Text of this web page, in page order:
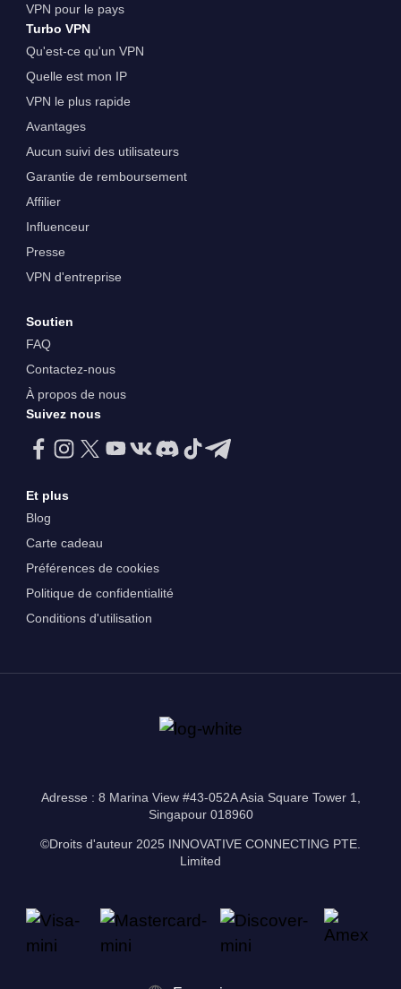
VPN pour le pays
Turbo VPN
Qu'est-ce qu'un VPN
Quelle est mon IP
VPN le plus rapide
Avantages
Aucun suivi des utilisateurs
Garantie de remboursement
Affilier
Influenceur
Presse
VPN d'entreprise
Soutien
FAQ
Contactez-nous
À propos de nous
Suivez nous
Et plus
Blog
Carte cadeau
Préférences de cookies
Politique de confidentialité
Conditions d'utilisation
Adresse : 8 Marina View #43-052A Asia Square Tower 1,
Singapour 018960
©Droits d'auteur 2025 INNOVATIVE CONNECTING PTE.
Limited